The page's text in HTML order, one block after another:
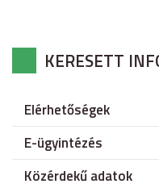
KERESETT
Elérhetőségek
E-ügyintézés
Közérdekű adatok